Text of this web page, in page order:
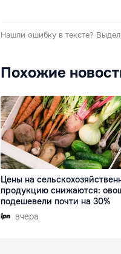
Нашли ошибку в тексте?
Похожие
Цены на
продукцию снижаются:
подешевели почти на 30%
вчера